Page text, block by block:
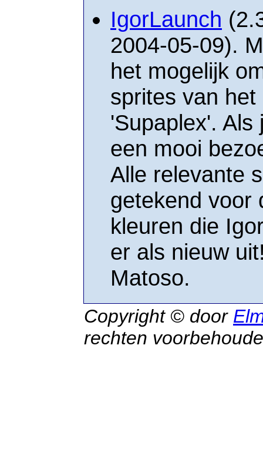
IgorLaunch
2004-05-09).
het mogelijk
sprites van
'Supaplex'.
een mooi
Alle relevante
getekend voor
kleuren die
er als nieuw
Matoso.
Copyright © door
rechten